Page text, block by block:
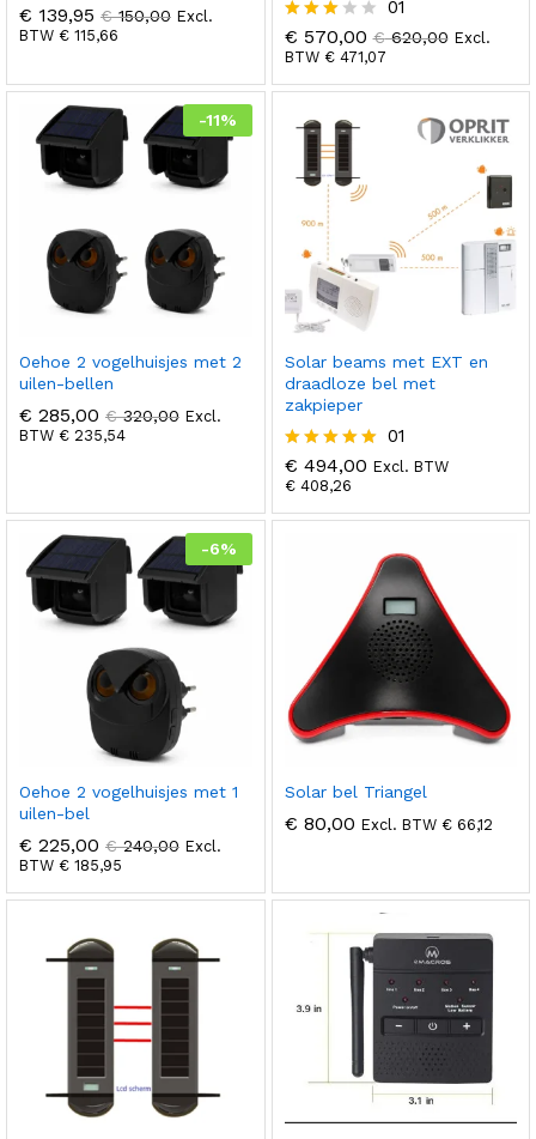
Gewaardeer
d
€ 139,95 €150,00 Excl.
BTW € 115,66
Gewaa
rdeerd
uit 5
01
€ 570,00 €620,00 Excl.
BTW €471,07
-11%
Oehoe 2 vogelhuisjes met 2
uilen-bellen
€ 285,00 €320,00 Excl.
BTW € 235,54
Solar beams met EXT en
draadloze bel met
zakpieper
Gewaardeer
d
uit 5
01
€ 494,00 Excl. BTW
€408,26
-6%
Oehoe 2 vogelhuisjes met 1
uilen-bel
€ 225,00 €240,00 Excl.
BTW € 185,95
Solar bel Triangel
€ 80,00 Excl. BTW €66,12